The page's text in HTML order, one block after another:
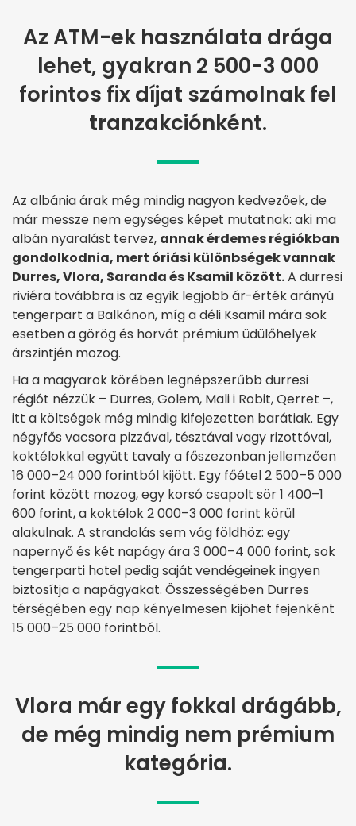
Az ATM-ek használata drága
lehet, gyakran 2 500-3 000
forintos fix díjat számolnak fel
tranzakciónként.
Az albánia árak még mindig nagyon kedvezőek, de
már messze nem egységes képet mutatnak: aki ma
albán nyaralást tervez, annak érdemes régiókban
gondolkodnia, mert óriási különbségek vannak
Durres, Vlora, Saranda és Ksamil között.A durresi
riviéra továbbra is az egyik legjobb ár-érték arányú
tengerpart a Balkánon, míg a déli Ksamil mára sok
esetben a görög és horvát prémium üdülőhelyek
árszintjén mozog.
Ha a magyarok körében legnépszerűbb durresi
régiót nézzük – Durres, Golem, Mali i Robit, Qerret –,
itt a költségek még mindig kifejezetten barátiak. Egy
négyfős vacsora pizzával, tésztával vagy rizottóval,
koktélokkal együtt tavaly a főszezonban jellemzően
16 000–24 000 forintból kijött. Egy főétel 2 500–5 000
forint között mozog, egy korsó csapolt sör 1 400–1
600 forint, a koktélok 2 000–3 000 forint körül
alakulnak. A strandolás sem vág földhöz: egy
napernyő és két napágy ára 3 000–4 000 forint, sok
tengerparti hotel pedig saját vendégeinek ingyen
biztosítja a napágyakat. Összességében Durres
térségében egy nap kényelmesen kijöhet fejenként
15 000–25 000 forintból.
Vlora már egy fokkal drágább,
de még mindig nem prémium
kategória.